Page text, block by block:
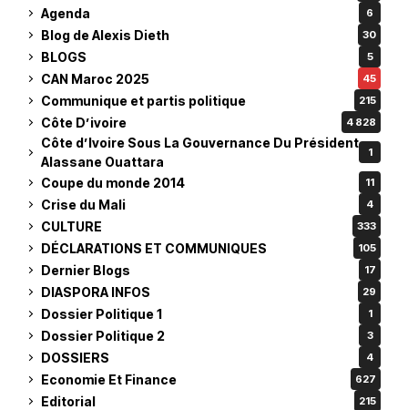
Agenda 6
Blog de Alexis Dieth 30
BLOGS 5
CAN Maroc 2025 45
Communique et partis politique 215
Côte D’ivoire 4 828
Côte d’Ivoire Sous La Gouvernance Du Président
Alassane Ouattara
1
Coupe du monde 2014 11
Crise du Mali 4
CULTURE 333
DÉCLARATIONS ET COMMUNIQUES 105
Dernier Blogs 17
DIASPORA INFOS 29
Dossier Politique 1 1
Dossier Politique 2 3
DOSSIERS 4
Economie Et Finance 627
Editorial 215